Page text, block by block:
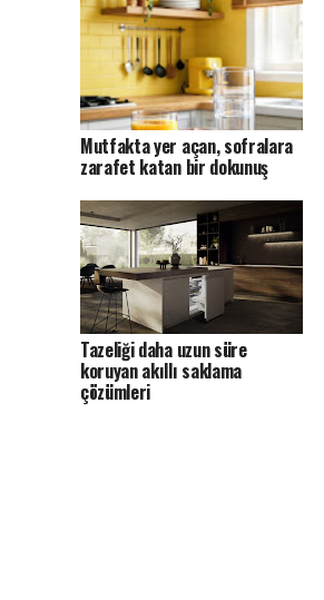
Mutfakta yer açan, sofralara
zarafet katan bir dokunuş
Tazeliği daha uzun süre
koruyan akıllı saklama
çözümleri